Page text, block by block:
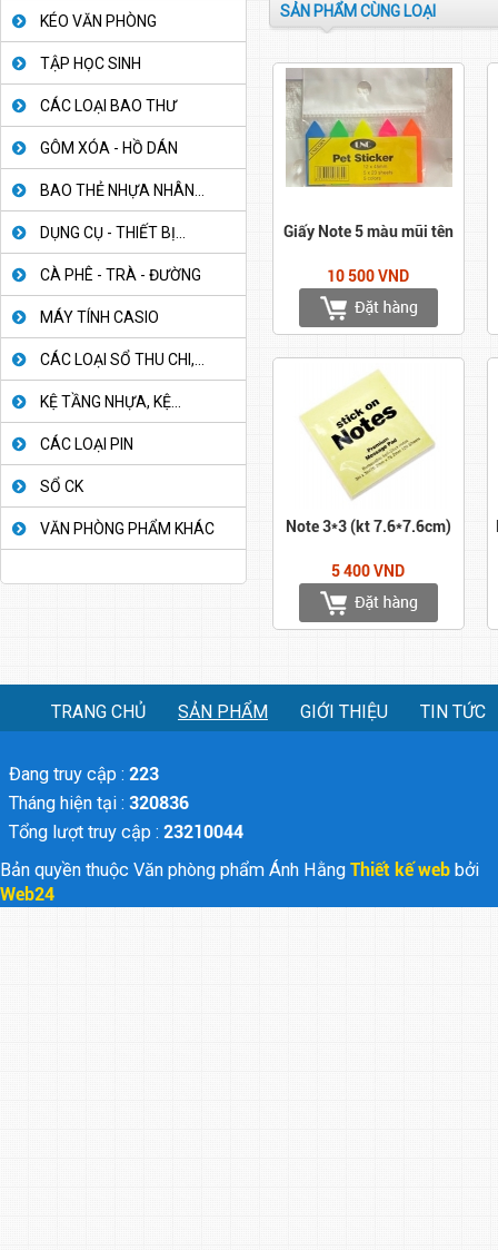
KÉO VĂN PHÒNG
TẬP HỌC SINH
CÁC LOẠI BAO THƯ
GÔM XÓA - HỒ DÁN
BAO THẺ NHỰA NHÂN...
DỤNG CỤ - THIẾT BỊ...
CÀ PHÊ - TRÀ - ĐƯỜNG
MÁY TÍNH CASIO
CÁC LOẠI SỔ THU CHI,...
KỆ TẦNG NHỰA, KỆ...
CÁC LOẠI PIN
SỔ CK
VĂN PHÒNG PHẨM KHÁC
SẢN PHẨM CÙNG LOẠI
Giấy Note 5 màu mũi tên
10 500 VND
Note 3*3 (kt 7.6*7.6cm)
5 400 VND
TRANG CHỦ SẢN PHẨM GIỚI THIỆU TIN TỨC
Đang truy cập : 223
Tháng hiện tại : 320836
Tổng lượt truy cập : 23210044
Bản quyền thuộc Văn phòng phẩm Ánh Hằng Thiết kế web bởi
Web24